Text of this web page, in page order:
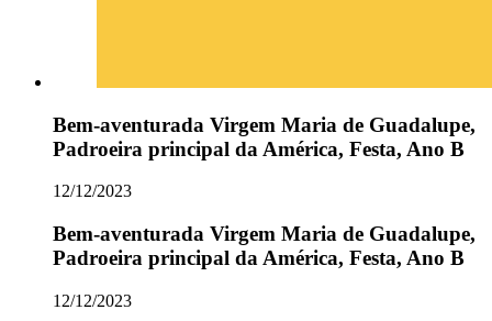
Bem-aventurada Virgem Maria de Guadalupe,
Padroeira principal da América, Festa, Ano B
12/12/2023
Bem-aventurada Virgem Maria de Guadalupe,
Padroeira principal da América, Festa, Ano B
12/12/2023